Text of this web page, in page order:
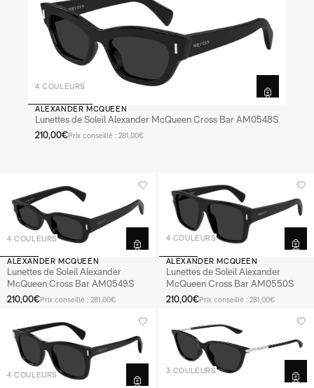
4 COULEURS
ALEXANDER MCQUEEN
Lunettes de Soleil Alexander McQueen Cross Bar AM0548S
210,00€Prix conseillé : 281,00€
4 COULEURS
ALEXANDER MCQUEEN
Lunettes de Soleil Alexander
McQueen Cross Bar AM0549S
210,00€Prix conseillé : 281,00€
4 COULEURS
ALEXANDER MCQUEEN
Lunettes de Soleil Alexander
McQueen Cross Bar AM0550S
210,00€Prix conseillé : 281,00€
4 COULEURS 3 COULEURS